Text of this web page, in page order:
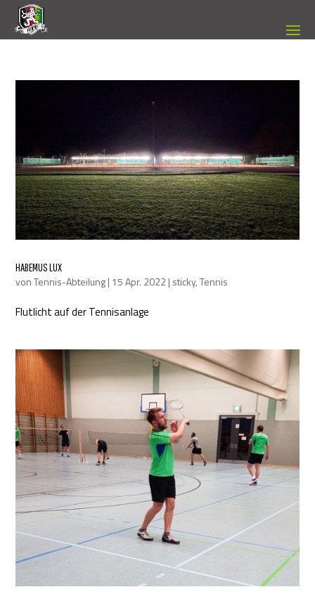
HABEMUS LUX
vonTennis-Abteilung| 15 Apr. 2022| sticky,Tennis
Flutlicht auf der Tennisanlage